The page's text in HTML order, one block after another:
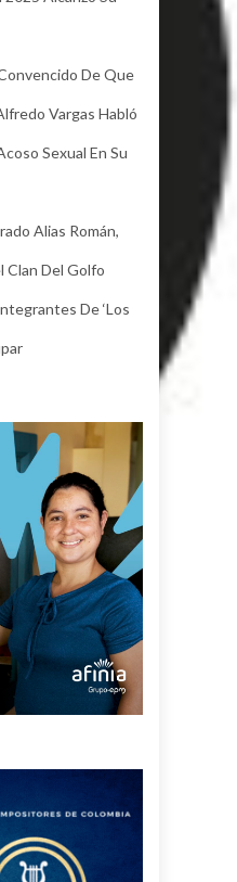
de Brisas
por
del sector
Popa, al
De Que
Vargas Habló
Sexual En Su
Alias Román,
Clan Del Golfo
De ‘Los